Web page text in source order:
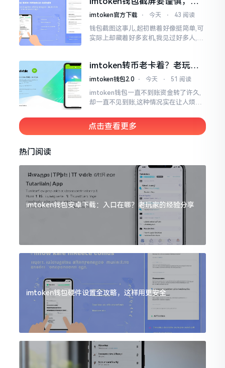
把隐私当儿戏
imtoken官方下载 ⋅ 今天 ⋅ 43 阅读
钱包截图这事儿,起初瞧着好像挺简单,可
实际上却藏着好多玄机,我见过好多人,总
得
imtoken转币老卡着？老玩家
教你几招搞定
imtoken钱包2.0 ⋅ 今天 ⋅ 51 阅读
imtoken钱包一直不到账资金转了许久,
却一直不见到账,这种情况实在让人烦躁,
遇到过类似困扰,那时内心焦急,像被困在
热锅上的蚂蚁,慌乱无措。
点击查看更多
热门阅读
imtoken钱包安卓下载：入口在哪？老玩家的经验分享
imtoken钱包硬件设置全攻略，这样用更安全